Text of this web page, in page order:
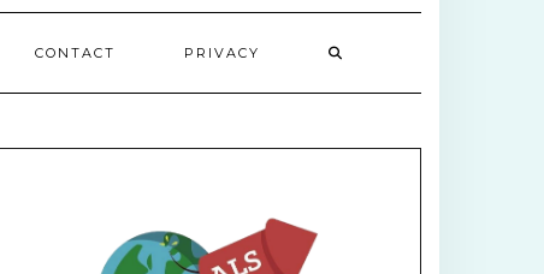
CONTACT PRIVACY